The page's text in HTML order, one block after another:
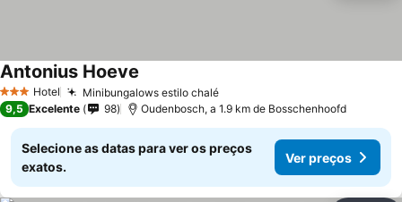
3 EstrelasHotel Minibungalows estilo chaléVer preços
Antonius Hoeve
9,5 Excelente 98 Oudenbosch, a 1.9 km de Bosschenhoofd
Selecione as datas para ver os preços
exatos.
Ver preços